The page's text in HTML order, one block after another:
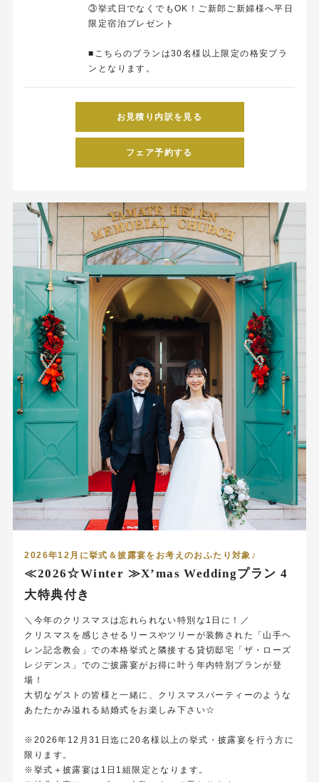
③挙式日でなくでもOK！ご新郎ご新婦様へ平日
限定宿泊プレゼント
■こちらのプランは30名様以上限定の格安プラ
ンとなります。
お見積り内訳を見る
フェア予約する
2026年12月に挙式＆披露宴をお考えのおふたり対象♪
≪2026☆Winter ≫X’mas Weddingプラン 4
大特典付き
＼今年のクリスマスは忘れられない特別な1日に！／
クリスマスを感じさせるリースやツリーが装飾された「山手ヘ
レン記念教会」での本格挙式と隣接する貸切邸宅「ザ・ローズ
レジデンス」でのご披露宴がお得に叶う年内特別プランが登
場！
大切なゲストの皆様と一緒に、クリスマスパーティーのような
あたたかみ溢れる結婚式をお楽しみ下さい☆
※2026年12月31日迄に20名様以上の挙式・披露宴を行う方に
限ります。
※挙式＋披露宴は1日1組限定となります。